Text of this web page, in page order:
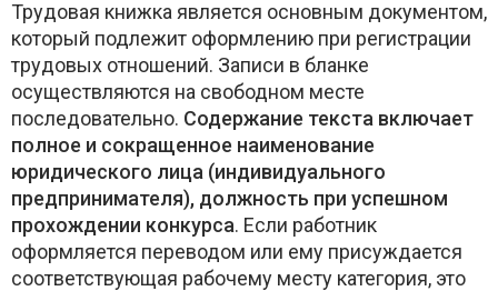
Трудовая книжка является основным документом,
который подлежит оформлению при регистрации
трудовых отношений. Записи в бланке
осуществляются на свободном месте
последовательно. Содержание текста включает
полное и сокращенное наименование
юридического лица (индивидуального
предпринимателя), должность при успешном
прохождении конкурса. Если работник
оформляется переводом или ему присуждается
соответствующая рабочему месту категория, это